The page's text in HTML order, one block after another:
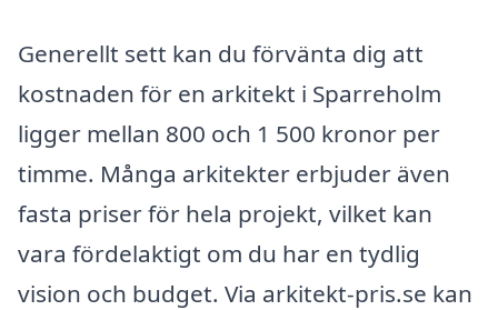
Generellt sett kan du förvänta dig att
kostnaden för en arkitekt i Sparreholm
ligger mellan 800 och 1 500 kronor per
timme. Många arkitekter erbjuder även
fasta priser för hela projekt, vilket kan
vara fördelaktigt om du har en tydlig
vision och budget. Via arkitekt-pris.se kan